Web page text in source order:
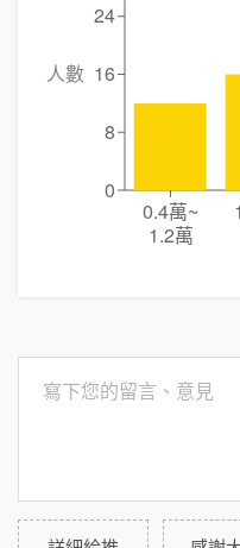
0.4萬~
1.2萬
0
8
16
24
人數